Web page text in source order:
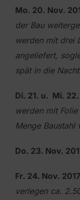
Mo. 20. Nov.
der Bau
werden mit drei
angeliefert,
spät in die
Di. 21. u. Mi.
werden mit
Menge Baustahl
Do. 23. Nov.
Fr. 24. Nov.
verlegen ca.